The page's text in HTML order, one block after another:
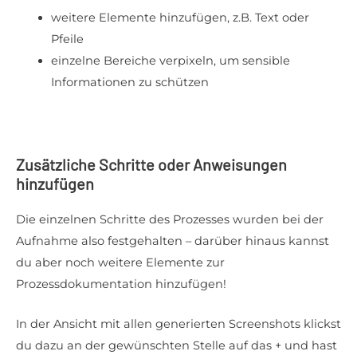
weitere Elemente hinzufügen, z.B. Text oder
Pfeile
einzelne Bereiche verpixeln, um sensible
Informationen zu schützen
Zusätzliche Schritte oder Anweisungen
hinzufügen
Die einzelnen Schritte des Prozesses wurden bei der
Aufnahme also festgehalten – darüber hinaus kannst
du aber noch weitere Elemente zur
Prozessdokumentation hinzufügen!
In der Ansicht mit allen generierten Screenshots klickst
du dazu an der gewünschten Stelle auf das + und hast